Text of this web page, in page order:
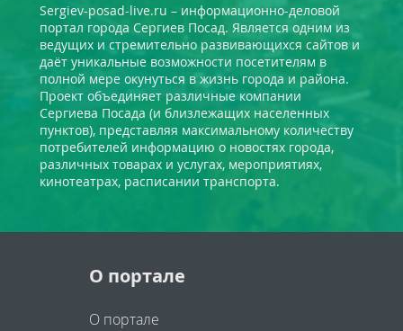
Sergiev-posad-live.ru – информационно-деловой
портал города Сергиев Посад. Является одним из
ведущих и стремительно развивающихся сайтов и
даёт уникальные возможности посетителям в
полной мере окунуться в жизнь города и района.
Проект объединяет различные компании
Сергиева Посада (и близлежащих населенных
пунктов), представляя максимальному количеству
потребителей информацию о новостях города,
различных товарах и услугах, мероприятиях,
кинотеатрах, расписании транспорта.
О портале
О портале